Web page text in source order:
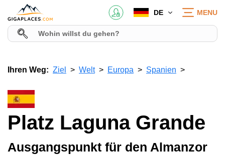
DE MENU
Ihren Weg: Ziel Welt Europa Spanien
Platz Laguna Grande
Ausgangspunkt für den Almanzor